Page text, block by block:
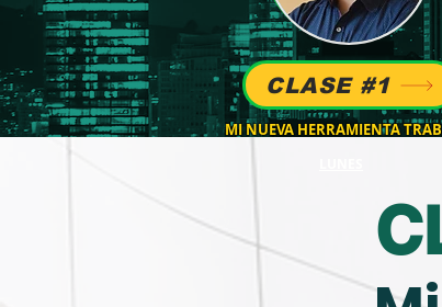
CLASE #1
MI NUEVA HERRAMIENTA